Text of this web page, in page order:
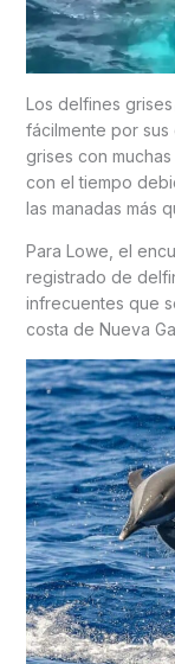
Los delfines grises
fácilmente por
grises con
con el tiempo
las manadas más
Para Lowe, el
registrado de
infrecuentes que
costa de Nueva